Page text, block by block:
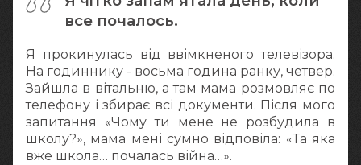
все почалось.
Я прокинулась від ввімкненого телевізора.
На годиннику - восьма година ранку, четвер.
Зайшла в вітальню, а там мама розмовляє по
телефону і збирає всі документи. Після мого
запитання «Чому ти мене не розбудила в
школу?», мама мені сумно відповіла: «Та яка
вже школа… почалась війна…».